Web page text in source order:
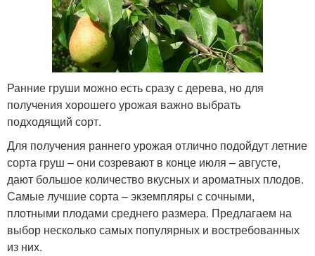
Ранние груши можно есть сразу с дерева, но для
получения хорошего урожая важно выбрать
подходящий сорт.
Для получения раннего урожая отлично подойдут летние
сорта груш – они созревают в конце июля – августе,
дают большое количество вкусных и ароматных плодов.
Самые лучшие сорта – экземпляры с сочными,
плотными плодами среднего размера. Предлагаем на
выбор несколько самых популярных и востребованных
из них.